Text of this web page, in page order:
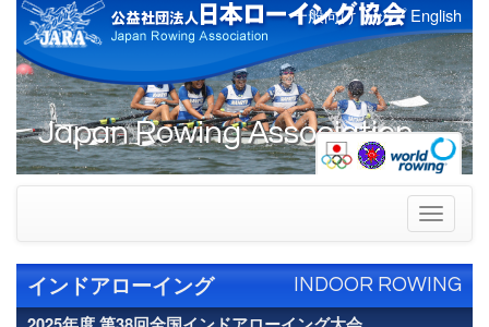
Japan Rowing Association
一般向けトップ English
Toggle
インドアローイング INDOOR ROWING